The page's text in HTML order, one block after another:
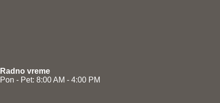
Radno vreme
Pon - Pet: 8:00 AM - 4:00 PM